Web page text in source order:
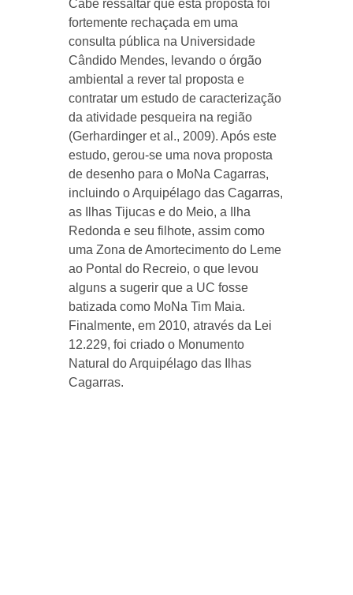
Cabe ressaltar que esta proposta foi
fortemente rechaçada em uma
consulta pública na Universidade
Cândido Mendes, levando o órgão
ambiental a rever tal proposta e
contratar um estudo de caracterização
da atividade pesqueira na região
(Gerhardinger et al., 2009). Após este
estudo, gerou-se uma nova proposta
de desenho para o MoNa Cagarras,
incluindo o Arquipélago das Cagarras,
as Ilhas Tijucas e do Meio, a Ilha
Redonda e seu filhote, assim como
uma Zona de Amortecimento do Leme
ao Pontal do Recreio, o que levou
alguns a sugerir que a UC fosse
batizada como MoNa Tim Maia.
Finalmente, em 2010, através da Lei
12.229, foi criado o Monumento
Natural do Arquipélago das Ilhas
Cagarras.